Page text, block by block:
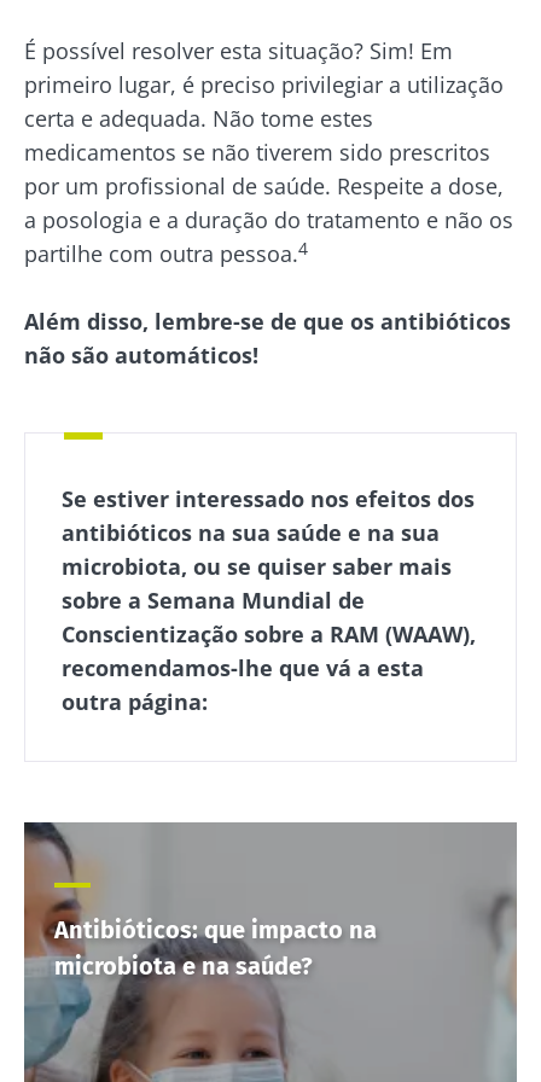
É possível resolver esta situação? Sim! Em
primeiro lugar, é preciso privilegiar a utilização
certa e adequada. Não tome estes
medicamentos se não tiverem sido prescritos
por um profissional de saúde. Respeite a dose,
a posologia e a duração do tratamento e não os
partilhe com outra pessoa.4
Além disso, lembre-se de que os antibióticos
não são automáticos!
Se estiver interessado nos efeitos dos
antibióticos na sua saúde e na sua
microbiota, ou se quiser saber mais
sobre a Semana Mundial de
Conscientização sobre a RAM (WAAW),
recomendamos-lhe que vá a esta
outra página:
Antibióticos: que impacto na
microbiota e na saúde?
Ser redirecionado
Ficar no site do Biocodex Microbiota Institute
Gostaria de me inscrever para receber mais
informações sobre a Biocodex
Eu li e aceito ascondições gerais de utilização
e apolítica de privacidadedo Biocodex
Microbiota Institute.
BMI 20-35
BMI 20-35
Descubra
Kefir: um
aliado natural
da nossa
Ligeiramente
naturalmente
microrganismos
vivos, o kefir
vem conq...
Descubra mais
Os iogurtes,
os grandes
aliados do
microbioma
intestinal
iogurte,
skyr? Estes
produtos
lácteos têm
um ponto
em comum:
são
excelentes
para a...
explorar